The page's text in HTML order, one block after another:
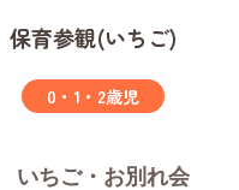
保育参観(いちご)
0・1・2歳児